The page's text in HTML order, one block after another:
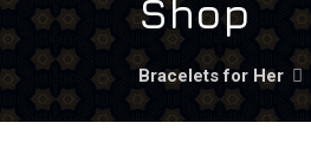
Shop
Bracelets for Her